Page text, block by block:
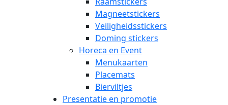
Magneetstickers
Veiligheidsstickers
Doming stickers
Horeca en Event
Menukaarten
Placemats
Bierviltjes
Presentatie en promotie